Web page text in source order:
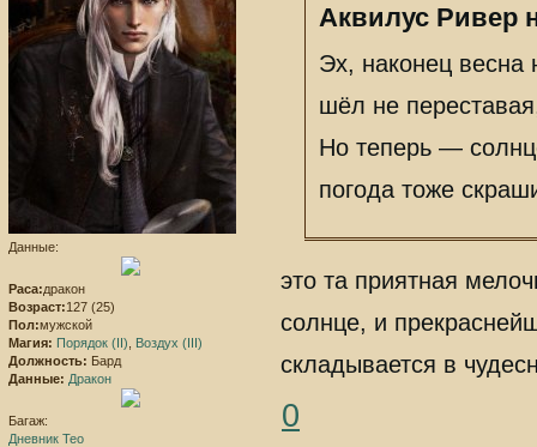
Данные:
Раса:дракон
Возраст:127 (25)
Пол:мужской
Магия: Порядок (II)
Воздух (III)
Должность: Бард
Данные: Дракон
Багаж:
Дневник Тео
Аквилус Ривер
Эх, наконец весна
шёл не
Но теперь —
погода тоже
это та приятная
солнце, и
складывается в
0